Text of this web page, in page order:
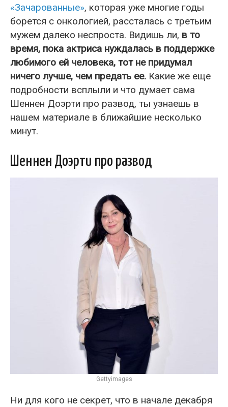
«Зачарованные», которая уже многие годы
борется с онкологией, рассталась с третьим
мужем далеко неспроста. Видишь ли, в то
время, пока актриса нуждалась в поддержке
любимого ей человека, тот не придумал
ничего лучше, чем предать ее. Какие же еще
подробности всплыли и что думает сама
Шеннен Доэрти про развод, ты узнаешь в
нашем материале в ближайшие несколько
минут.
Шеннен Доэрти про развод
Gettyimages
Ни для кого не секрет, что в начале декабря